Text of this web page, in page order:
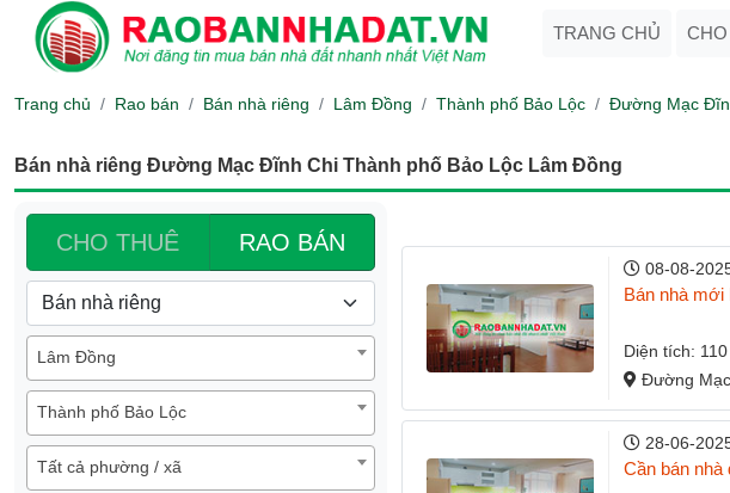
TRANG CHỦ
Trang chủ Rao bán Bán nhà riêng Lâm Đồng Thành phố Bảo Lộc Đường Mạc
Bán nhà riêng Đường Mạc Đĩnh Chi Thành phố Bảo Lộc Lâm Đồng
CHO THUÊ RAO BÁN
Lâm Đồng
Thành phố Bảo Lộc
Tất cả phường / xã
08-08-
Bán nhà mới
Diện tích:
Đường
28-06-
Cần bán nhà